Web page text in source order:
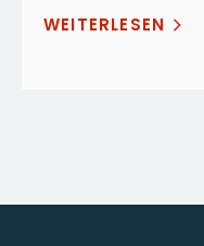
WEITERLESEN